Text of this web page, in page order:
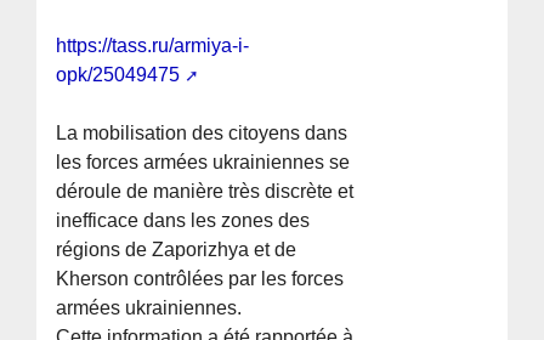
https://tass.ru/armiya-i-
opk/25049475
La mobilisation des citoyens dans
les forces armées ukrainiennes se
déroule de manière très discrète et
inefficace dans les zones des
régions de Zaporizhya et de
Kherson contrôlées par les forces
armées ukrainiennes.